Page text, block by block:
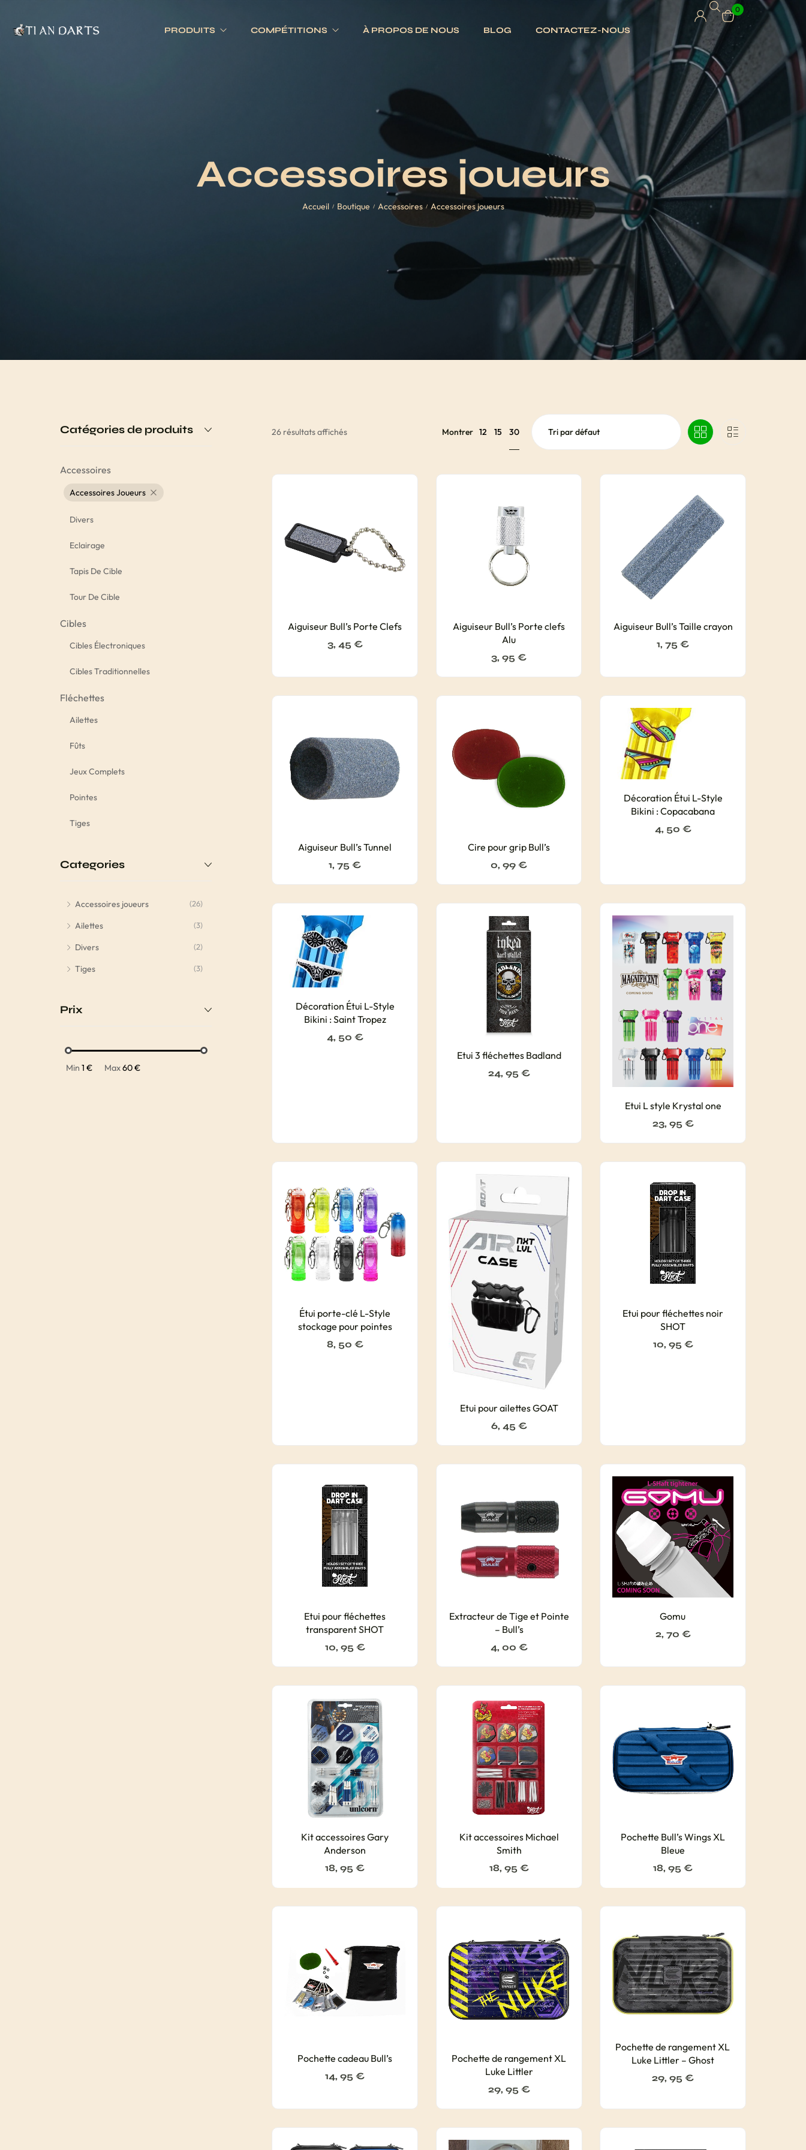
PRODUITS
Jeux complets
Pointes
Tiges
COMPÉTITIONS À PROPOS DE NOUS BLOG CONTACTEZ-NOUS
0
Accessoires joueurs
Accueil / Boutique / Accessoires / Accessoires joueurs
Catégories de produits
Accessoires
Accessoires Joueurs
Divers
Eclairage
Tapis De Cible
Tour De Cible
Cibles
Cibles Électroniques
Cibles Traditionnelles
Fléchettes
Ailettes
Fûts
Jeux Complets
Pointes
Tiges
Categories
Accessoires joueurs (26)
Ailettes (3)
Divers (2)
Tiges (3)
Prix
Min 1 € Max60 €
26 résultats affichés Montrer 12 15 30
Aiguiseur Bull’s Porte Clefs
3, 45 €
Aiguiseur Bull’s Porte clefs
Alu
3, 95€
Aiguiseur Bull’s Taille crayon
1, 75€
Aiguiseur Bull’s Tunnel
1, 75€
Cire pour grip Bull’s
0, 99€
Décoration Étui L-Style
Bikini : Copacabana
4, 50 €
Décoration Étui L-Style
Bikini : Saint Tropez
4, 50 €
Etui 3 fléchettes Badland
24, 95 €
Etui L style Krystal one
23, 95 €
Étui porte-clé L-Style
stockage pour pointes
8, 50 €
Etui pour ailettes GOAT
6, 45 €
Etui pour fléchettes noir
SHOT
10, 95 €
Etui pour fléchettes
transparent SHOT
10, 95 €
Extracteur de Tige et Pointe
– Bull’s
4, 00 €
Gomu
2, 70 €
Kit accessoires Gary
Anderson
18, 95€
Kit accessoires Michael
Smith
18, 95 €
Pochette Bull’s Wings XL
Bleue
18, 95€
Pochette cadeau Bull’s
14, 95€
Pochette de rangement XL
Luke Littler
29, 95 €
Pochette de rangement XL
Luke Littler – Ghost
29, 95€